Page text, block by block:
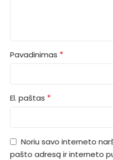
Pavadinimas *
El. paštas *
Noriu savo interneto
pašto adresą ir interneto